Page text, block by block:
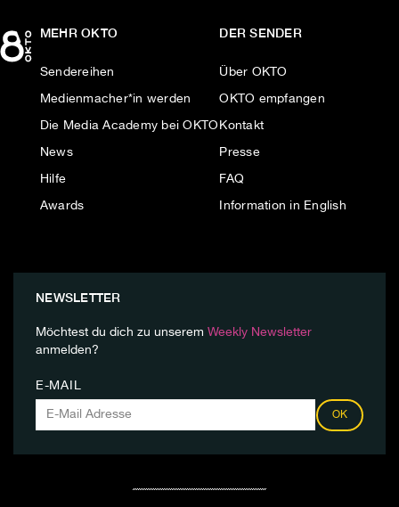
MEHR OKTO
Sendereihen
Medienmacher*in werden
Die Media Academy bei OKTO
News
Hilfe
Awards
DER SENDER
Über OKTO
OKTO empfangen
Kontakt
Presse
FAQ
Information in English
NEWSLETTER
Möchtest du dich zu unserem Weekly Newsletter
anmelden?
E-MAIL
OK